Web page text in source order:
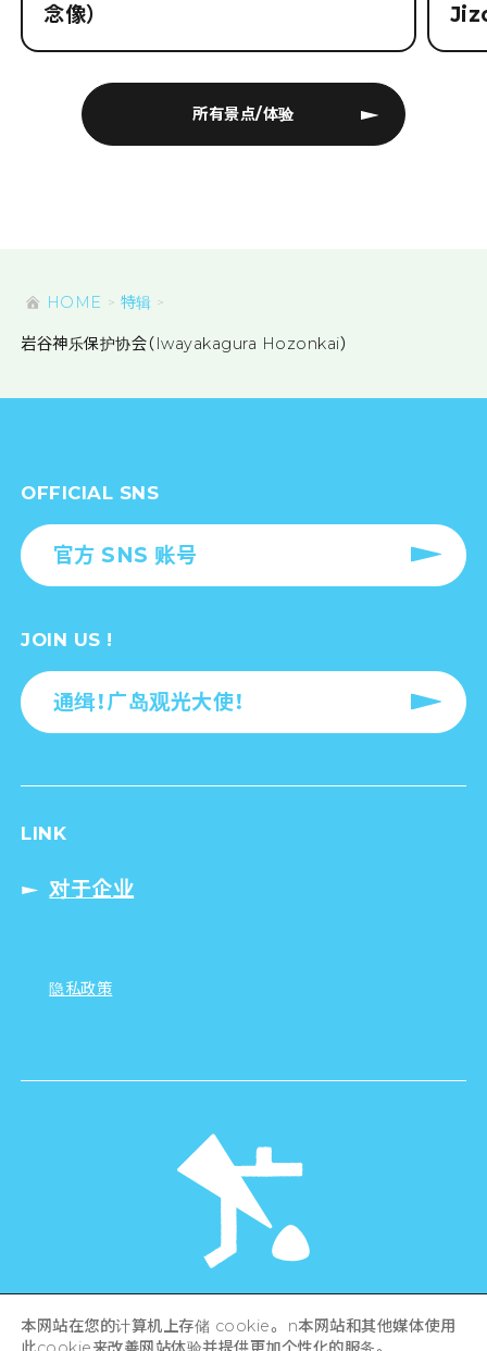
所有景点/体验
念像）
HOME 特辑
岩谷神乐保护协会（Iwayakagura Hozonkai）
OFFICIAL SNS
官方 SNS 账号
JOIN US !
通缉！广岛观光大使！
LINK
对于企业
隐私政策
Hiroshima Prefecture / Hiroshima City .
All rights reserved
本网站在您的计算机上存储 cookie。 n本网站和其他媒体使用